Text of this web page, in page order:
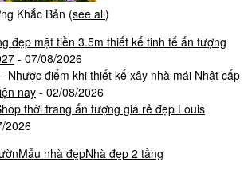
Khắc Bản (see all)
đẹp mặt tiền 3.5m thiết kế tinh tế ấn tượng
- 07/08/2026
Nhược điểm khi thiết kế xây nhà mái Nhật cấp
nay- 02/08/2026
thời trang ấn tượng giá rẻ đẹp Louis
2026
Mẫu nhà đẹpNhà đẹp 2 tầng